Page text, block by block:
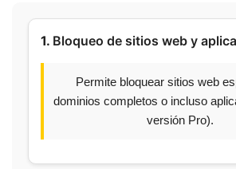
1. Bloqueo de sitios web y
Permite bloquear sitios web
dominios completos o incluso
versión Pro).